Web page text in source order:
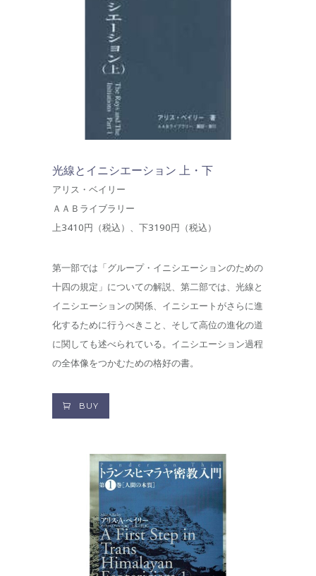
光線とイニシエーション 上・下
アリス・ベイリー
ＡＡＢライブラリー
上3410円（税込）、下3190円（税込）
第一部では「グループ・イニシエーションのための
十四の規定」についての解説、第二部では、光線と
イニシエーションの関係、イニシエートがさらに進
化するために行うべきこと、そして高位の進化の道
に関しても述べられている。イニシエーション過程
の全体像をつかむための格好の書。
BUY